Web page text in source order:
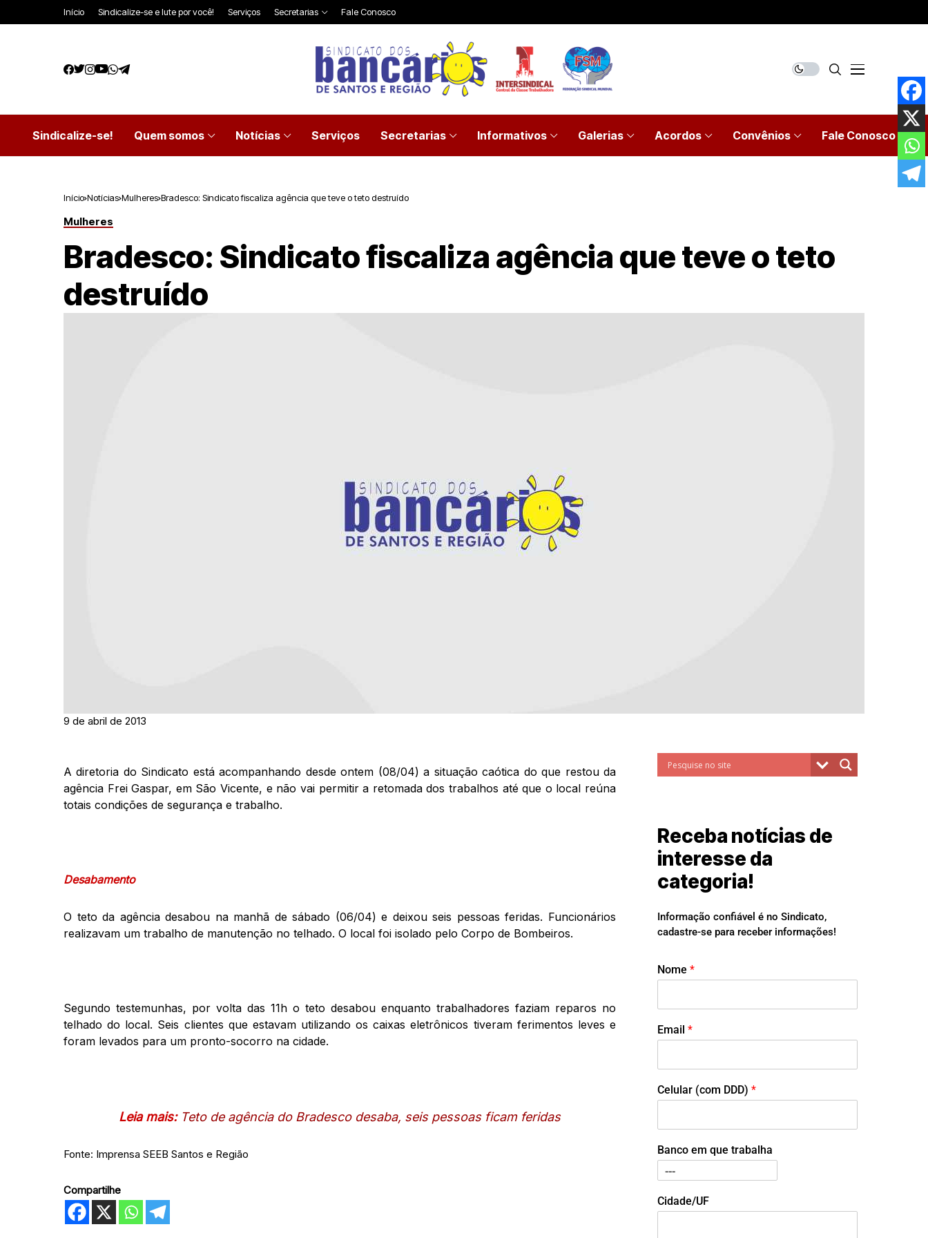
Início Sindicalize-se e lute por você! Serviços Secretarias Fale Conosco
Sindicalize-se! Quem somos Notícias Serviços Secretarias Informativos Galerias Acordos Convênios Fale Conosco
Início Notícias Mulheres Bradesco: Sindicato fiscaliza agência que teve o teto destruído
Mulheres
Bradesco: Sindicato fiscaliza agência que teve o teto
destruído
9 de abril de 2013
A diretoria do Sindicato está acompanhando desde ontem (08/04) a situação caótica do que restou da
agência Frei Gaspar, em São Vicente, e não vai permitir a retomada dos trabalhos até que o local reúna
totais condições de segurança e trabalho.
Desabamento
O teto da agência desabou na manhã de sábado (06/04) e deixou seis pessoas feridas. Funcionários
realizavam um trabalho de manutenção no telhado. O local foi isolado pelo Corpo de Bombeiros.
Segundo testemunhas, por volta das 11h o teto desabou enquanto trabalhadores faziam reparos no
telhado do local. Seis clientes que estavam utilizando os caixas eletrônicos tiveram ferimentos leves e
foram levados para um pronto-socorro na cidade.
Leia mais: Teto de agência do Bradesco desaba, seis pessoas ficam feridas
Fonte: Imprensa SEEB Santos e Região
Compartilhe
Receba notícias de
interesse da
categoria!
Informação confiável é no Sindicato,
cadastre-se para receber informações!
Nome *
Email *
Celular (com DDD) *
Banco em que trabalha
Cidade/UF